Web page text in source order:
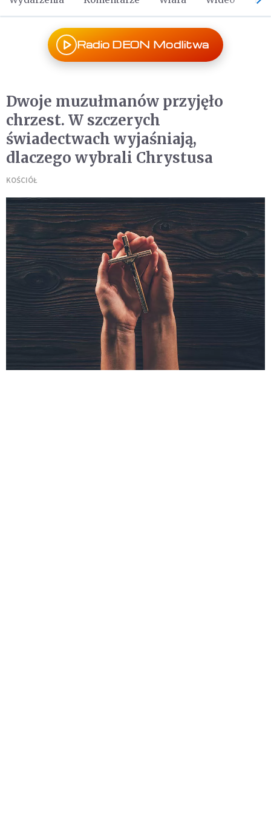
Radio DEON Modlitwa
Dwoje muzułmanów przyjęło
chrzest. W szczerych
świadectwach wyjaśniają,
dlaczego wybrali Chrystusa
KOŚCIÓŁ